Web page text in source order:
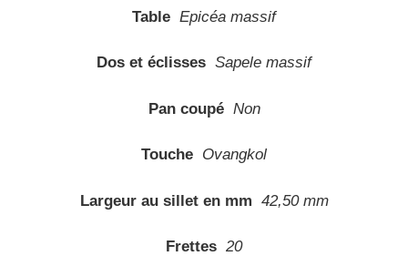
Table Epicéa massif
Dos et éclisses Sapele massif
Pan coupé Non
Touche Ovangkol
Largeur au sillet en mm 42,50 mm
Frettes 20